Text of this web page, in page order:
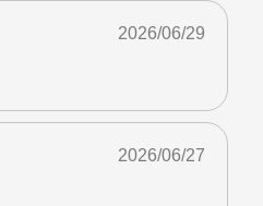
2026/06/29
2026/06/27